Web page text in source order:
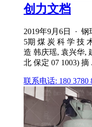
创力文档
2019年9月6日 ·
5期 煤 炭 科 学 技
造 韩庆瑶, 袁兴华,
北 保定 07 1003) 摘 .
联系电话: 180 3780